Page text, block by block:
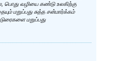
வழியை கண்டு உலகிற்கு
மறுப்பது சுத்த சன்மார்க்கம்
மறுப்பது